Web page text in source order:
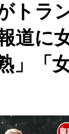
トラ
道に
「